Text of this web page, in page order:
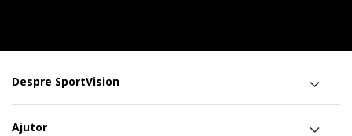
Despre SportVision
Ajutor